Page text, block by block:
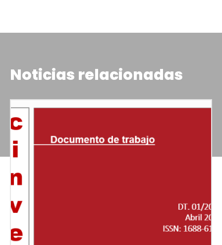
Noticias relacionadas